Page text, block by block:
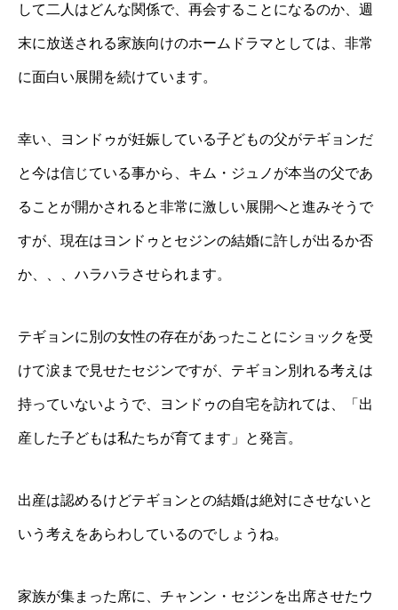
して二人はどんな関係で、再会することになるのか、週
末に放送される家族向けのホームドラマとしては、非常
に面白い展開を続けています。
幸い、ヨンドゥが妊娠している子どもの父がテギョンだ
と今は信じている事から、キム・ジュノが本当の父であ
ることが開かされると非常に激しい展開へと進みそうで
すが、現在はヨンドゥとセジンの結婚に許しが出るか否
か、、、ハラハラさせられます。
テギョンに別の女性の存在があったことにショックを受
けて涙まで見せたセジンですが、テギョン別れる考えは
持っていないようで、ヨンドゥの自宅を訪れては、「出
産した子どもは私たちが育てます」と発言。
出産は認めるけどテギョンとの結婚は絶対にさせないと
いう考えをあらわしているのでしょうね。
家族が集まった席に、チャンン・セジンを出席させたウ